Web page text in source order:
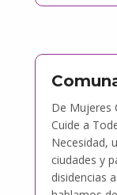
De Mujeres
Cuide a
Necesidad,
ciudades y
disidencias